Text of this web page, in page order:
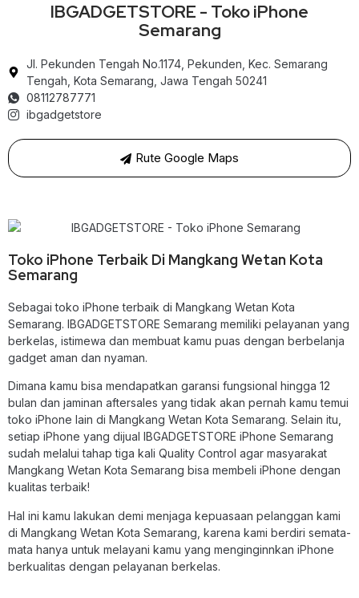
IBGADGETSTORE - Toko iPhone
Semarang
Jl. Pekunden Tengah No.1174, Pekunden, Kec. Semarang
Tengah, Kota Semarang, Jawa Tengah 50241
08112787771
ibgadgetstore
Rute Google Maps
Toko iPhone Terbaik Di Mangkang Wetan Kota
Semarang
Sebagaitoko iPhone terbaik di Mangkang Wetan Kota
Semarang. IBGADGETSTORE Semarang memiliki pelayanan yang
berkelas, istimewa dan membuat kamu puas dengan berbelanja
gadget aman dan nyaman.
Dimana kamu bisa mendapatkan garansi fungsional hingga 12
bulan dan jaminan aftersales yang tidak akan pernah kamu temui
toko iPhone lain di Mangkang Wetan Kota Semarang. Selain itu,
setiap iPhone yang dijual IBGADGETSTORE iPhone Semarang
sudah melalui tahap tiga kali Quality Control agar masyarakat
Mangkang Wetan Kota Semarang bisa membeli iPhone dengan
kualitas terbaik!
Hal ini kamu lakukan demi menjaga kepuasaan pelanggan kami
di Mangkang Wetan Kota Semarang, karena kami berdiri semata-
mata hanya untuk melayani kamu yang menginginnkan iPhone
berkualitas dengan pelayanan berkelas.